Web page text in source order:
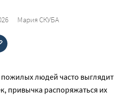
Мария СКУБА
людей часто выглядит
привычка распоряжаться их